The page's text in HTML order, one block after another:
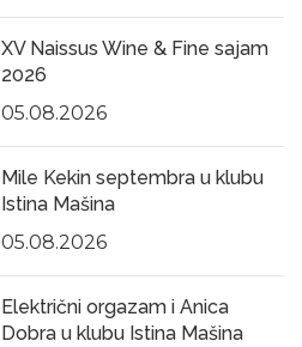
XV Naissus Wine & Fine sajam
2026
05.08.2026
Mile Kekin septembra u klubu
Istina Mašina
05.08.2026
Električni orgazam i Anica
Dobra u klubu Istina Mašina